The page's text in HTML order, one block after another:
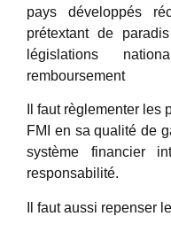
pays développés
prétextant de
législations
remboursement
Il faut règlementer
FMI en sa qualité de
système financier
responsabilité.
Il faut aussi repenser